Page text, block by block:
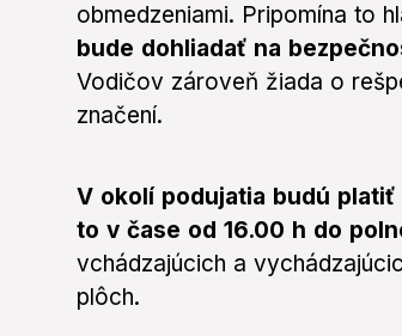
obmedzeniami. Pripomína to
bude dohliadať na
Vodičov zároveň žiada o
značení.
V okolí podujatia budú
to v čase od 16.00 h do
vchádzajúcich a
plôch.